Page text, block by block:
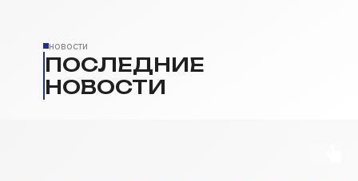
новости
ПОСЛЕДНИЕ
НОВОСТИ